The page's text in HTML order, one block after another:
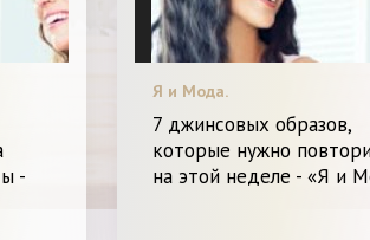
-
Я и Мода.
7 джинсовых образов,
которые нужно
на этой неделе - «Я и